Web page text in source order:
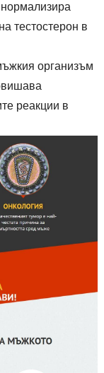
тестостерон в
организъм
реакции в